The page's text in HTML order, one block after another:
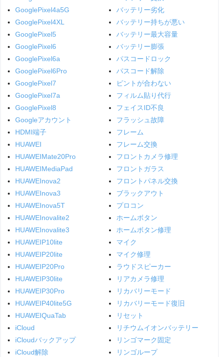
GooglePixel4a5G
GooglePixel4XL
GooglePixel5
GooglePixel6
GooglePixel6a
GooglePixel6Pro
GooglePixel7
GooglePixel7a
GooglePixel8
Googleアカウント
HDMI端子
HUAWEI
HUAWEIMate20Pro
HUAWEIMediaPad
HUAWEInova2
HUAWEInova3
HUAWEInova5T
HUAWEInovalite2
HUAWEInovalite3
HUAWEIP10lite
HUAWEIP20lite
HUAWEIP20Pro
HUAWEIP30lite
HUAWEIP30Pro
HUAWEIP40lite5G
HUAWEIQuaTab
iCloud
iCloudバックアップ
iCloud解除
バッテリー劣化
バッテリー持ちが悪い
バッテリー最大容量
バッテリー膨張
パスコードロック
パスコード解除
ピントが合わない
フィルム貼り代行
フェイスID不良
フラッシュ故障
フレーム
フレーム交換
フロントカメラ修理
フロントガラス
フロントパネル交換
ブラックアウト
プロコン
ホームボタン
ホームボタン修理
マイク
マイク修理
ラウドスピーカー
リアカメラ修理
リカバリーモード
リカバリーモード復旧
リセット
リチウムイオンバッテリー
リンゴマーク固定
リンゴループ